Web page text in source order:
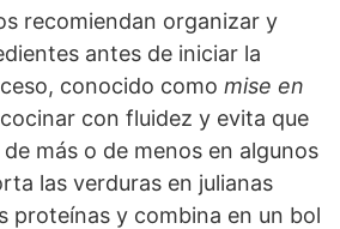
recomiendan organizar y
antes de iniciar la
conocido como mise en
con fluidez y evita que
más o de menos en algunos
las verduras en julianas
proteínas y combina en un bol